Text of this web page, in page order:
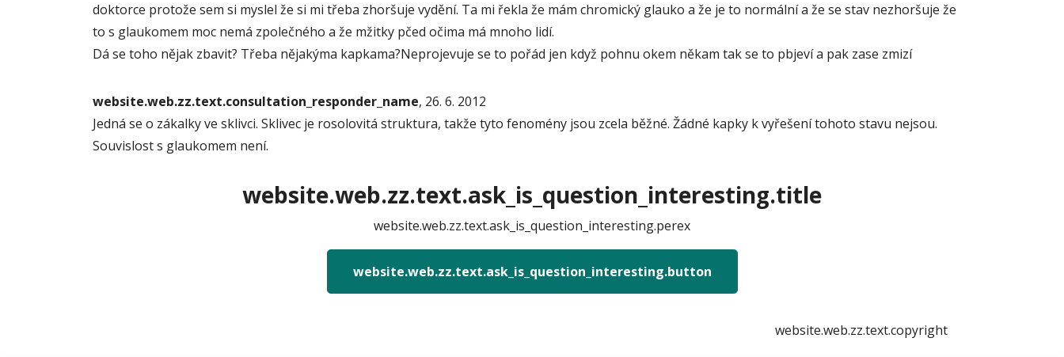
doktorce protože sem si myslel že si mi třeba zhoršuje vydění. Ta mi řekla že mám chromický glauko a že je to normální a že se stav nezhoršuje že
to s glaukomem moc nemá zpolečného a že mžitky pčed očima má mnoho lidí.
Dá se toho nějak zbavit? Třeba nějakýma kapkama?Neprojevuje se to pořád jen když pohnu okem někam tak se to pbjeví a pak zase zmizí
website.web.zz.text.consultation_responder_name, 26. 6. 2012
Jedná se o zákalky ve sklivci. Sklivec je rosolovitá struktura, takže tyto fenomény jsou zcela běžné. Žádné kapky k vyřešení tohoto stavu nejsou.
Souvislost s glaukomem není.
website.web.zz.text.ask_is_question_interesting.title
website.web.zz.text.ask_is_question_interesting.perex
website.web.zz.text.ask_is_question_interesting.button
website.web.zz.text.copyright